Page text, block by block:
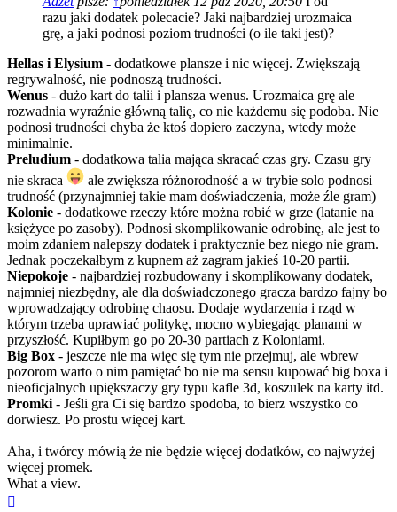
razu jaki dodatek polecacie? Jaki najbardziej urozmaica
grę, a jaki podnosi poziom trudności (o ile taki jest)?
Hellas i Elysium - dodatkowe plansze i nic więcej. Zwiększają
regrywalność, nie podnoszą trudności.
Wenus - dużo kart do talii i plansza wenus. Urozmaica grę ale
rozwadnia wyraźnie główną talię, co nie każdemu się podoba. Nie
podnosi trudności chyba że ktoś dopiero zaczyna, wtedy może
minimalnie.
Preludium - dodatkowa talia mająca skracać czas gry. Czasu gry
nie skraca
ale zwiększa różnorodność a w trybie solo podnosi
trudność (przynajmniej takie mam doświadczenia, może źle gram)
Kolonie - dodatkowe rzeczy które można robić w grze (latanie na
księżyce po zasoby). Podnosi skomplikowanie odrobinę, ale jest to
moim zdaniem nalepszy dodatek i praktycznie bez niego nie gram.
Jednak poczekałbym z kupnem aż zagram jakieś 10-20 partii.
Niepokoje - najbardziej rozbudowany i skomplikowany dodatek,
najmniej niezbędny, ale dla doświadczonego gracza bardzo fajny bo
wprowadzający odrobinę chaosu. Dodaje wydarzenia i rząd w
którym trzeba uprawiać politykę, mocno wybiegając planami w
przyszłość. Kupiłbym go po 20-30 partiach z Koloniami.
Big Box - jeszcze nie ma więc się tym nie przejmuj, ale wbrew
pozorom warto o nim pamiętać bo nie ma sensu kupować big boxa i
nieoficjalnych upiększaczy gry typu kafle 3d, koszulek na karty itd.
Promki - Jeśli gra Ci się bardzo spodoba, to bierz wszystko co
dorwiesz. Po prostu więcej kart.
Aha, i twórcy mówią że nie będzie więcej dodatków, co najwyżej
więcej promek.
What a view.